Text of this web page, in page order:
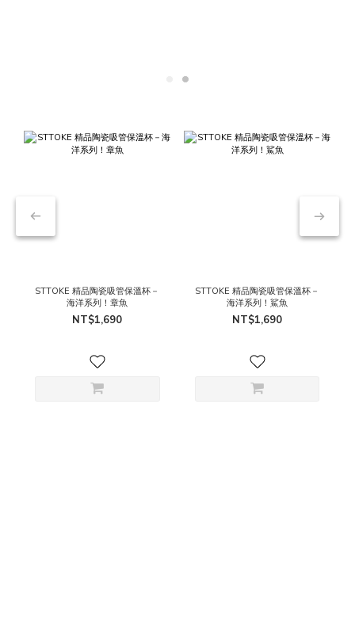
STTOKE 精品陶瓷吸管保溫杯－
海洋系列！章魚
NT$1,690
STTOKE 精品陶瓷吸管保溫杯－
海洋系列！鯊魚
NT$1,690